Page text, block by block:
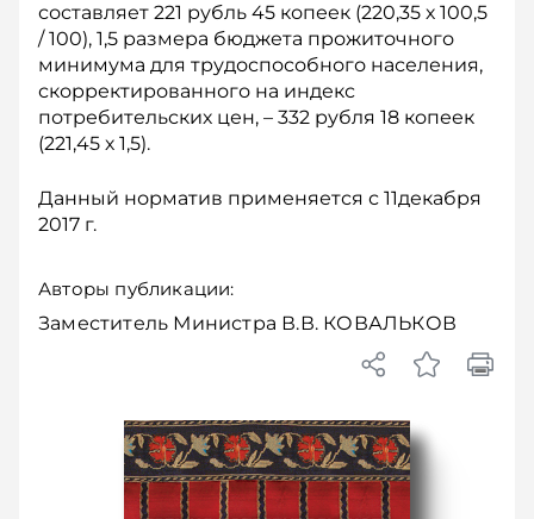
составляет 221 рубль 45 копеек (220,35 х 100,5
/ 100), 1,5 размера бюджета прожиточного
минимума для трудоспособного населения,
скорректированного на индекс
потребительских цен, – 332 рубля 18 копеек
(221,45 х 1,5).
Данный норматив применяется с 11декабря
2017 г.
Авторы публикации:
Заместитель Министра В.В. КОВАЛЬКОВ